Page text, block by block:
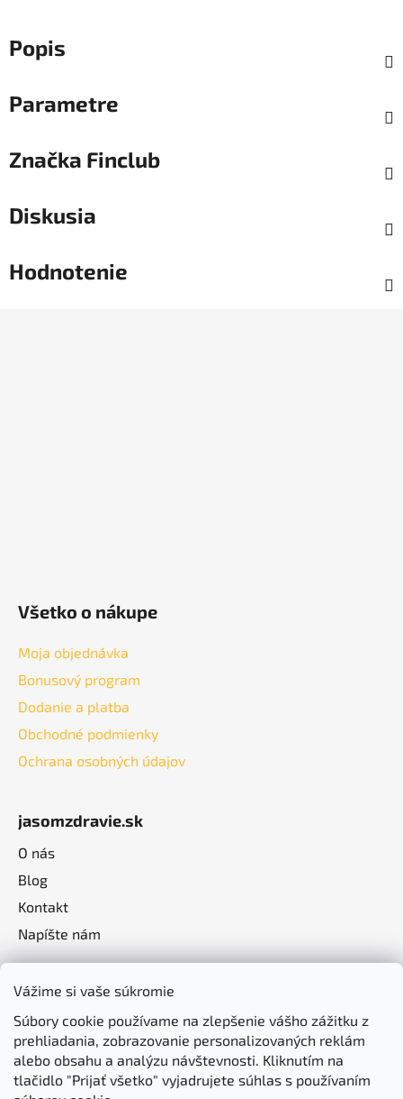
Vážime si vaše súkromie
Súbory cookie používame na zlepšenie vášho zážitku z
prehliadania, zobrazovanie personalizovaných reklám
alebo obsahu a analýzu návštevnosti. Kliknutím na
tlačidlo "Prijať všetko" vyjadrujete súhlas s používaním
Popis
Parametre
Značka Finclub
Diskusia
Hodnotenie
Všetko o nákupe
Moja objednávka
Bonusový program
Dodanie a platba
Obchodné podmienky
Ochrana osobných údajov
jasomzdravie.sk
O nás
Blog
Kontakt
Napíšte nám